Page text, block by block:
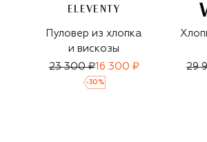
ELEVENTY
Пуловер из хлопка
и вискозы
23 300 ₽16 300 ₽
-30 %
29